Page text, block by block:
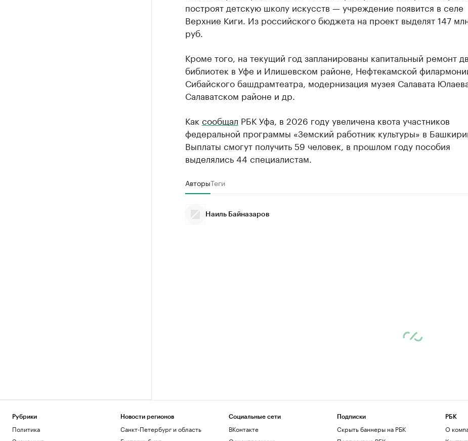
построят детскую школу искусств — учреждение появится в селе
Верхние Киги. Из российского бюджета на проект выделят 147
руб.
Кроме того, на текущий год запланированы капитальный ремонт
библиотек в Уфе и Илишевском районе, Нефтекамской
Сибайского башдрамтеатра, модернизация музея Салавата
Салаватском районе и др.
Как сообщал РБК Уфа, в 2026 году увеличена квота участников
федеральной программы «Земский работник культуры» в
Выплаты смогут получить 59 человек, в прошлом году пособия
выделялись 44 специалистам.
АвторыТеги
Наиль Байназаров
Рубрики
Политика
Новости регионов
Санкт-Петербург и область
Социальные сети
ВКонтакте
Подписки
Скрыть баннеры на РБК
РБК
О